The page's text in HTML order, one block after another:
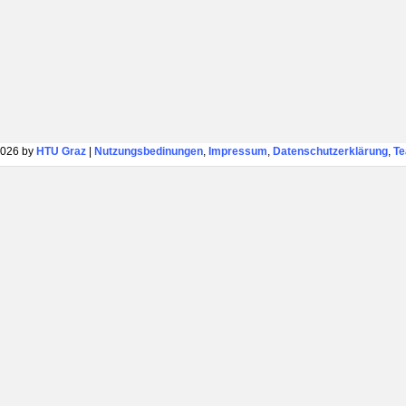
by HTU Graz| Nutzungsbedinungen, Impressum, Datenschutzerklärung,